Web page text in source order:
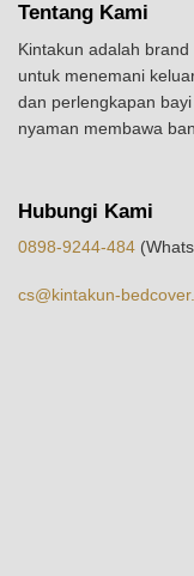
Tentang Kami
Kintakun adalah
untuk menemani
dan perlengkapan
nyaman membawa
Hubungi Kami
0898-9244-484
cs@kintakun-